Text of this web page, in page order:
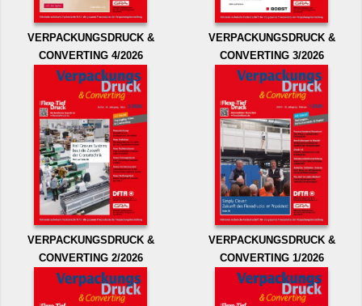
VERPACKUNGSDRUCK &
CONVERTING 4/2026
VERPACKUNGSDRUCK &
CONVERTING 3/2026
VERPACKUNGSDRUCK &
CONVERTING 2/2026
VERPACKUNGSDRUCK &
CONVERTING 1/2026